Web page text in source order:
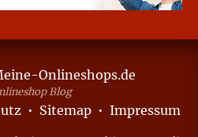
Onlineshops.de
Blog
• Sitemap • Impressum